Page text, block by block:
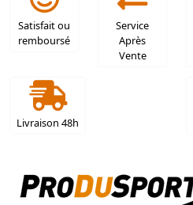
Satisfait ou
remboursé
Service
Après
Vente
Livraison 48h